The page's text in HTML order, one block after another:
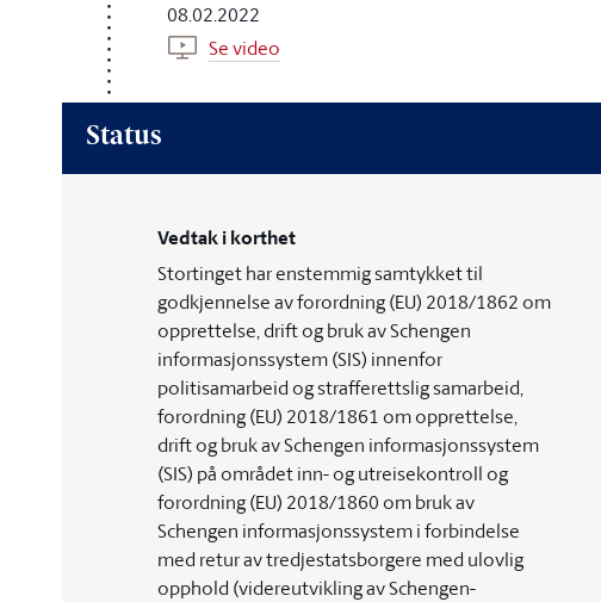
08.02.2022
Se video
Status
Vedtak i korthet
Stortinget har enstemmig samtykket til
godkjennelse av forordning (EU) 2018/1862 om
opprettelse, drift og bruk av Schengen
informasjonssystem (SIS) innenfor
politisamarbeid og strafferettslig samarbeid,
forordning (EU) 2018/1861 om opprettelse,
drift og bruk av Schengen informasjonssystem
(SIS) på området inn- og utreisekontroll og
forordning (EU) 2018/1860 om bruk av
Schengen informasjonssystem i forbindelse
med retur av tredjestatsborgere med ulovlig
opphold (videreutvikling av Schengen-